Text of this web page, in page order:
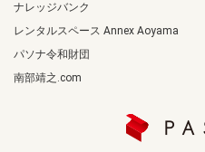
ナレッジバンク
レンタルスペース Annex Aoyama
パソナ令和財団
南部靖之.com